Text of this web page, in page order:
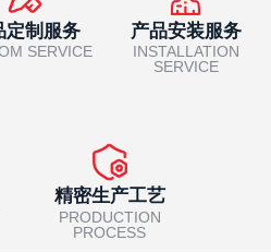
定制服务
SERVICE
产品安装服务
INSTALLATION
SERVICE
精密生产工艺
PRODUCTION
PROCESS